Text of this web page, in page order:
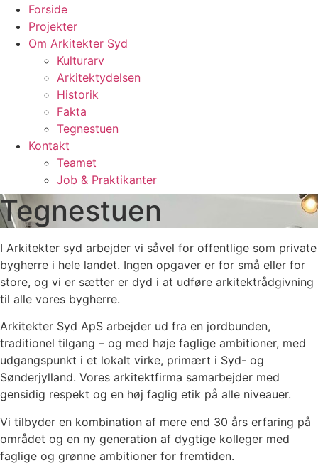
Forside
Projekter
Om Arkitekter Syd
Kulturarv
Arkitektydelsen
Historik
Fakta
Tegnestuen
Kontakt
Teamet
Job & Praktikanter
Tegnestuen
I Arkitekter syd arbejder vi såvel for offentlige som private
bygherre i hele landet. Ingen opgaver er for små eller for
store, og vi er sætter er dyd i at udføre arkitektrådgivning
til alle vores bygherre.
Arkitekter Syd ApS arbejder ud fra en jordbunden,
traditionel tilgang – og med høje faglige ambitioner, med
udgangspunkt i et lokalt virke, primært i Syd- og
Sønderjylland. Vores arkitektfirma samarbejder med
gensidig respekt og en høj faglig etik på alle niveauer.
Vi tilbyder en kombination af mere end 30 års erfaring på
området og en ny generation af dygtige kolleger med
faglige og grønne ambitioner for fremtiden.